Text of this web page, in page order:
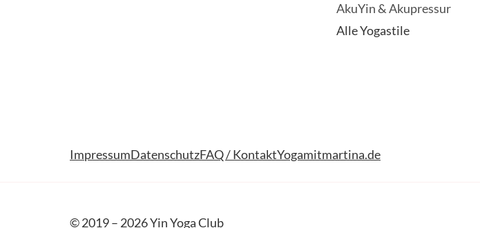
AkuYin & Akupressur
Alle Yogastile
ImpressumDatenschutzFAQ / KontaktYogamitmartina.de
© 2019 – 2026 Yin Yoga Club